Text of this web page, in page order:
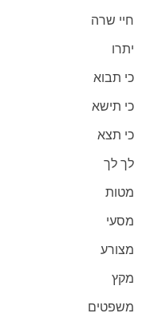
חיי שרה
יתרו
כי תבוא
כי תישא
כי תצא
לך לך
מטות
מסעי
מצורע
מקץ
משפטים